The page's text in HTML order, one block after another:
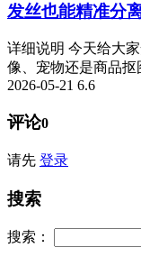
发丝也能精准分
详细说明 今天给大
像、宠物还是商品抠
2026-05-21 6.6
评论0
请先 登录
搜索
搜索：